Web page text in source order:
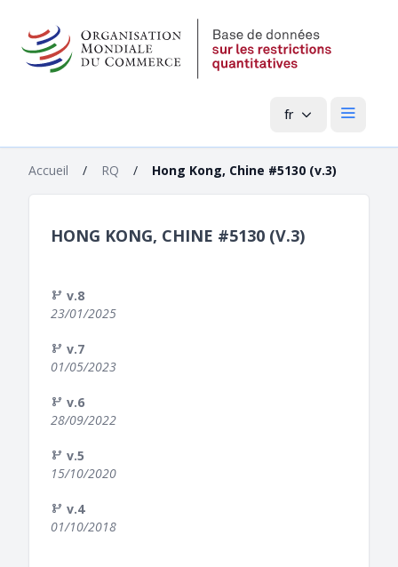
fr Menu
Accueil / RQ / Hong Kong, Chine #5130 (v.3)
HONG KONG, CHINE #5130 (V.3)
v.8
23/01/2025
v.7
01/05/2023
v.6
28/09/2022
v.5
15/10/2020
v.4
01/10/2018